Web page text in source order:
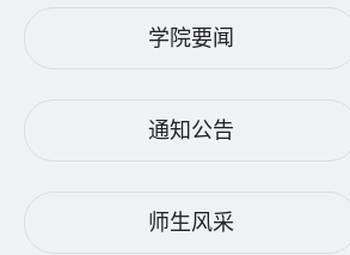
学院要闻
通知公告
师生风采